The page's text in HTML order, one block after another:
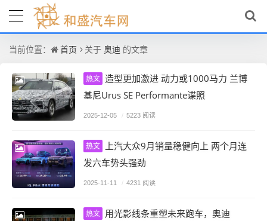
当前位置： 首页 关于 奥迪 的文章
热文 造型更加激进 动力或1000马力 兰博
基尼Urus SE Performante谍照
2025-12-05 / 5223 阅读
热文 上汽大众9月销量稳健向上 两个月连
发六车势头强劲
2025-11-11 / 4231 阅读
热文 用光影线条重塑未来跑车，奥迪